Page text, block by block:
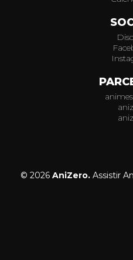
© 2026 AniZero.Assistir